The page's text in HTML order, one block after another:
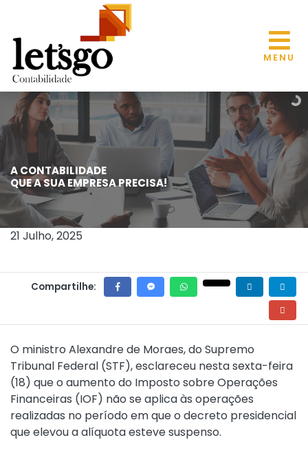
MENU
A CONTABILIDADE
QUE A SUA EMPRESA PRECISA!
DECISÃO QUE RESTABELECEU AUMENTO
DO IOF NÃO ALCANÇA PERÍODO DE
SUSPENSÃO, ESCLARECE STF
21 Julho, 2025
Compartilhe:
O ministro Alexandre de Moraes, do Supremo
Tribunal Federal (STF), esclareceu nesta sexta-feira
(18) que o aumento do Imposto sobre Operações
Financeiras (IOF) não se aplica às operações
realizadas no período em que o decreto presidencial
que elevou a alíquota esteve suspenso.